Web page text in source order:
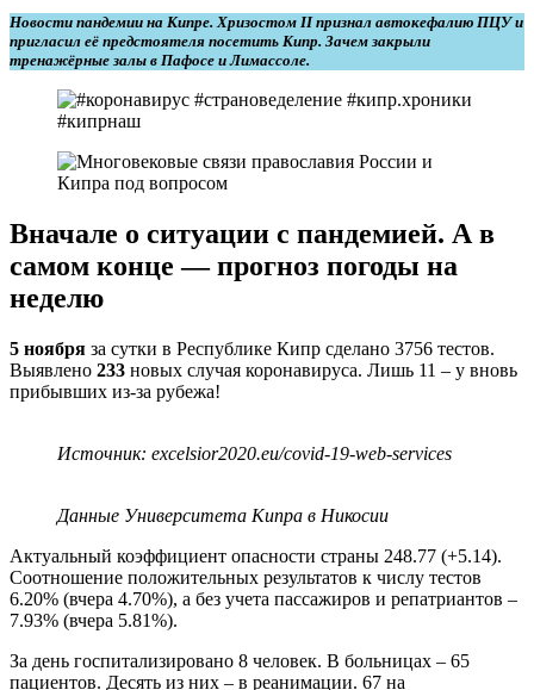
Новости пандемии на Кипре. Хризостом II признал автокефалию ПЦУ и
пригласил её предстоятеля посетить Кипр. Зачем закрыли
тренажёрные залы в Пафосе и Лимассоле.
Вначале о ситуации с пандемией. А в
самом конце — прогноз погоды на
неделю
5 ноября за сутки в Республике Кипр сделано 3756 тестов.
Выявлено 233 новых случая коронавируса. Лишь 11 – у вновь
прибывших из-за рубежа!
Источник: excelsior2020.eu/covid-19-web-services
Данные Университета Кипра в Никосии
Актуальный коэффициент опасности страны 248.77 (+5.14).
Соотношение положительных результатов к числу тестов
6.20% (вчера 4.70%), а без учета пассажиров и репатриантов –
7.93% (вчера 5.81%).
За день госпитализировано 8 человек. В больницах – 65
пациентов. Десять из них – в реанимации. 67 на